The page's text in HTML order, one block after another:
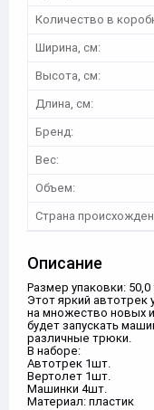
Количество в
Ширина, см:
Высота, см:
Длина, см:
Бренд:
Вес:
Объем:
Страна
Описание
Размер упаковки:
Этот яркий автотрек
на множество новых
будет запускать
различные трюки.
В наборе:
Автотрек 1шт.
Вертолет 1шт.
Машинки 4шт.
Материал: пластик